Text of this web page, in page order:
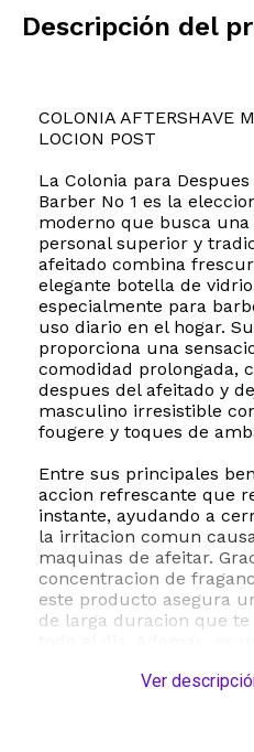
Descripción del
COLONIA AFTERSHAVE
LOCION POST
La Colonia para
Barber No 1 es la
moderno que busca
personal superior y
afeitado combina
elegante botella de
especialmente para
uso diario en el hogar.
proporciona una
comodidad prolongada,
despues del afeitado y
masculino irresistible
fougere y toques de
Entre sus principales
accion refrescante que
instante, ayudando a
la irritacion comun
maquinas de afeitar.
concentracion de
este producto asegura
de larga duracion que
haciendola apta para
Ver